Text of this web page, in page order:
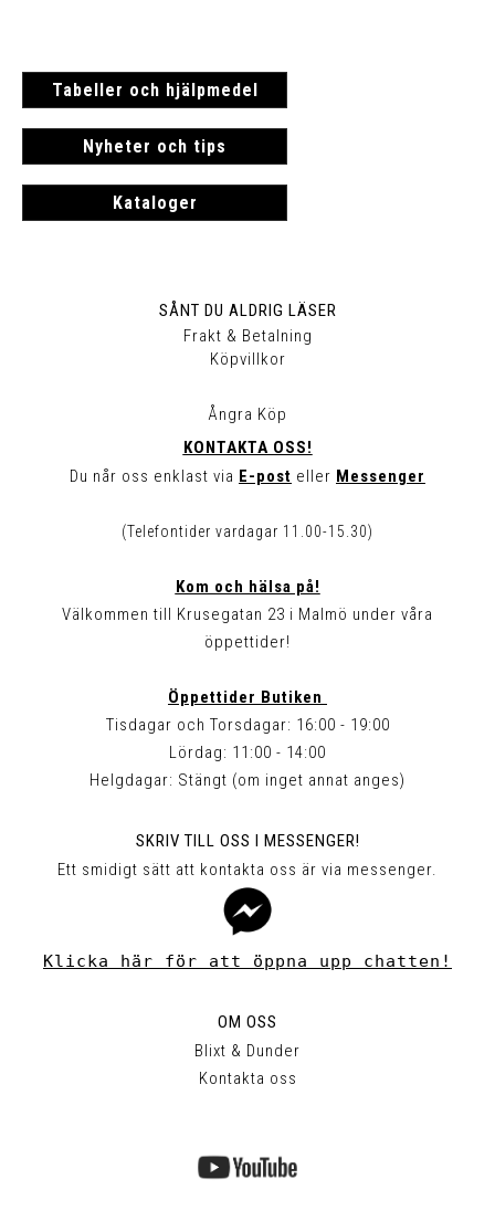
Tabeller och hjälpmedel
Nyheter och tips
Kataloger
SÅNT DU ALDRIG LÄSER
Frakt & Betalning
Köpvillkor
Ångra Köp
KONTAKTA OSS!
Du når oss enklast via E-post eller Messenger
(Telefontider vardagar 11.00-15.30)
Kom och hälsa på!
Välkommen till Krusegatan 23 i Malmö under våra
öppettider!
Öppettider Butiken
Tisdagar och Torsdagar: 16:00 - 19:00
Lördag: 11:00 - 14:00
Helgdagar: Stängt (om inget annat anges)
SKRIV TILL OSS I MESSENGER!
Ett smidigt sätt att kontakta oss är via messenger.
Klicka här för att öppna upp chatten!
OM OSS
Blixt & Dunder
Kontakta oss